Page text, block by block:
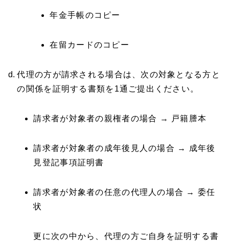
年金手帳のコピー
在留カードのコピー
代理の方が請求される場合は、次の対象となる方と
の関係を証明する書類を1通ご提出ください。
請求者が対象者の親権者の場合 → 戸籍謄本
請求者が対象者の成年後見人の場合 → 成年後
見登記事項証明書
請求者が対象者の任意の代理人の場合 → 委任
状
更に次の中から、代理の方ご自身を証明する書